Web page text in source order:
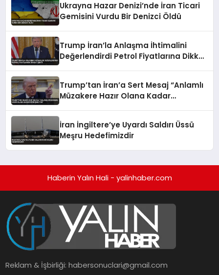
Ukrayna Hazar Denizi’nde İran Ticari
Gemisini Vurdu Bir Denizci Öldü
Trump İran’la Anlaşma İhtimalini
Değerlendirdi Petrol Fiyatlarına Dikkat
Trump’tan İran’a Sert Mesaj “Anlamlı
Müzakere Hazır Olana Kadar
İran İngiltere’ye Uyardı Saldırı Üssü
Meşru Hedefimizdir
Haberin Yalın Hali - yalinhaber.com
Reklam & İşbirliği:habersonuclari@gmail.com